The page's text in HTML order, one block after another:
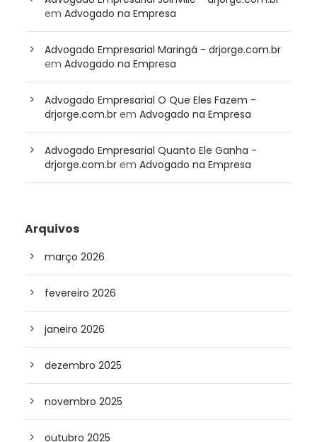
em Advogado na Empresa
Advogado Empresarial Maringá - drjorge.com.br
em Advogado na Empresa
Advogado Empresarial O Que Eles Fazem -
drjorge.com.br em Advogado na Empresa
Advogado Empresarial Quanto Ele Ganha -
drjorge.com.br em Advogado na Empresa
Arquivos
março 2026
fevereiro 2026
janeiro 2026
dezembro 2025
novembro 2025
outubro 2025